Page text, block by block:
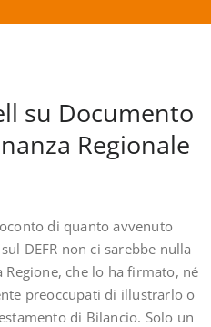
su Documento
Regionale
di quanto avvenuto
DEFR non ci sarebbe nulla
che lo ha firmato, né
preoccupati di illustrarlo o
di Bilancio. Solo un